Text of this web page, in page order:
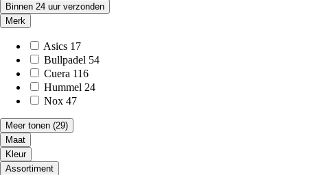
Binnen 24 uur verzonden
Merk
Asics 17
Bullpadel 54
Cuera 116
Hummel 24
Nox 47
Meer tonen (29)
Maat
Kleur
Assortiment